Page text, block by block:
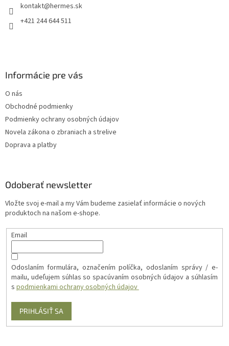
kontakt@hermes.sk
+421 244 644 511
Informácie pre vás
O nás
Obchodné podmienky
Podmienky ochrany osobných údajov
Novela zákona o zbraniach a strelive
Doprava a platby
Odoberať newsletter
Vložte svoj e-mail a my Vám budeme zasielať informácie o nových
produktoch na našom e-shope.
Email
Odoslaním formulára, označením políčka, odoslaním správy / e-
mailu, udeľujem súhlas so spacúvaním osobných údajov a súhlasím
s podmienkami ochrany osobných údajov
PRIHLÁSIŤ SA